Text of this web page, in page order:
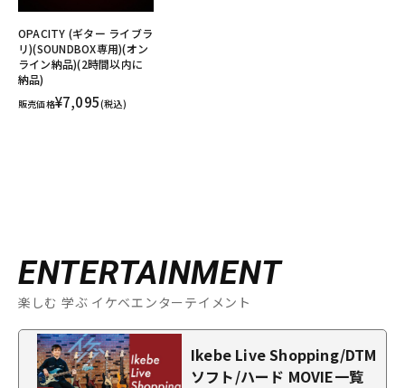
OPACITY (ギター ライブラ
リ)(SOUNDBOX専用)(オン
ライン納品)(2時間以内に
納品)
販売価格¥7,095(税込)
ENTERTAINMENT
楽しむ 学ぶ イケベエンターテイメント
Ikebe Live Shopping/DTM
ソフト/ハード MOVIE一覧